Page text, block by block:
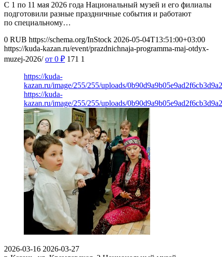
С 1 по 11 мая 2026 года Национальный музей и его филиалы
подготовили разные праздничные события и работают
по специальному…
0 RUB https://schema.org/InStock 2026-05-04T13:51:00+03:00
https://kuda-kazan.ru/event/prazdnichnaja-programma-maj-otdyx-
muzej-2026/ от 0 ₽ 171 1
https://kuda-
kazan.ru/image/255/255/uploads/
https://kuda-
kazan.ru/image/255/255/uploads/
2026-03-16 2026-03-27